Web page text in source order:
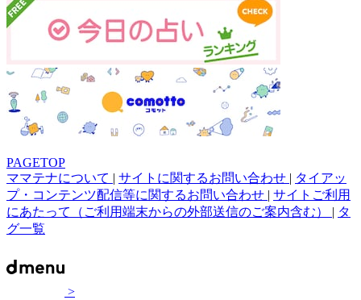
PAGETOP
ママテナについて | サイトに関するお問い合わせ | タイアッ
プ・コンテンツ配信等に関するお問い合わせ | サイトご利用
にあたって（ご利用端末からの外部送信のご案内含む） | タ
グ一覧
>